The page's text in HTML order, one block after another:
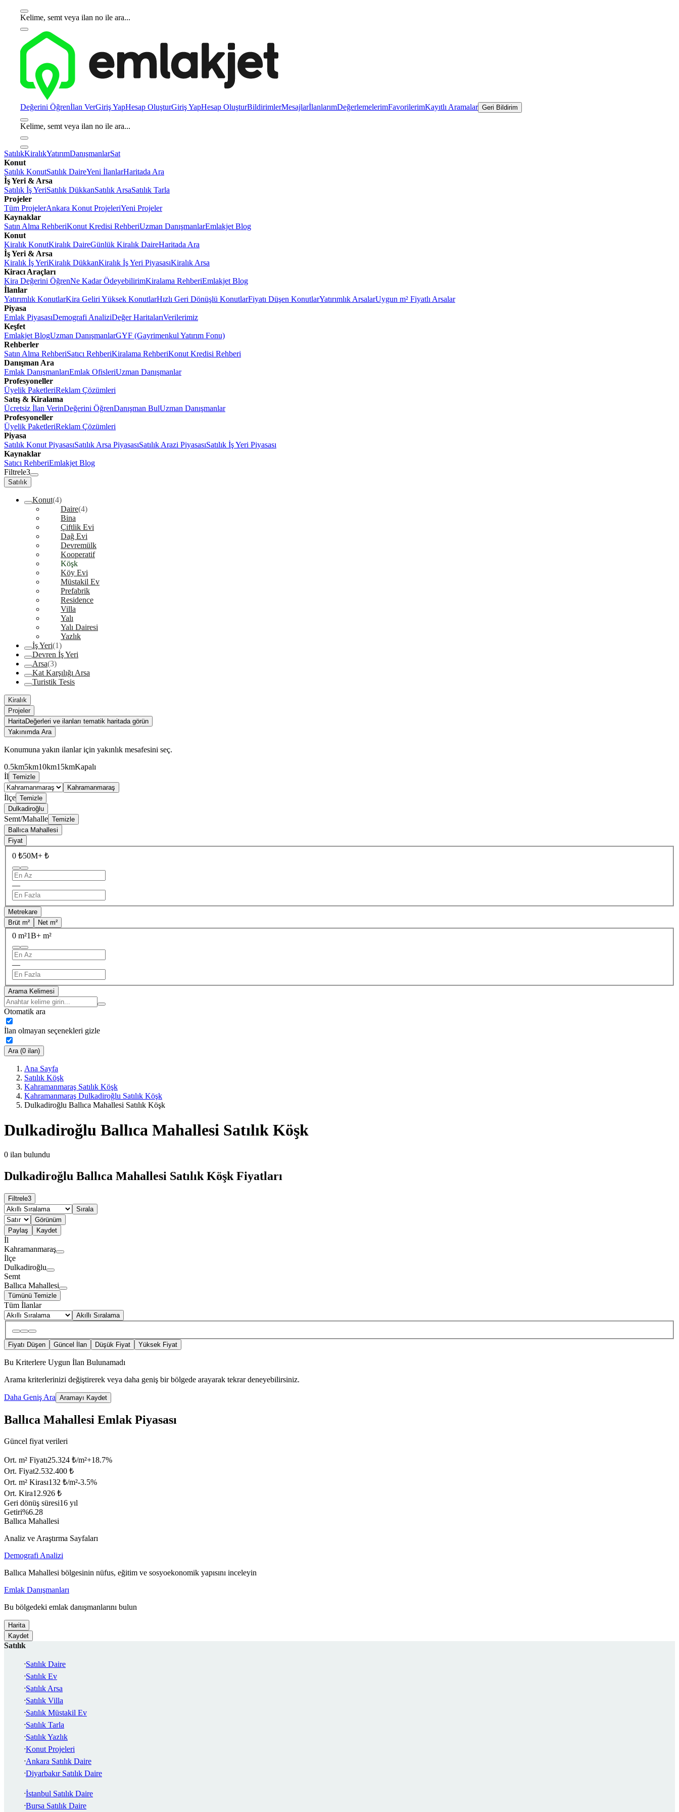
Kelime, semt veya ilan no ile ara...
Değerini Öğrenİlan VerGiriş YapHesap OluşturGiriş YapHesap OluşturBildirimlerMesajlarİlanlarımDeğerlemelerimFavorilerimKayıtlı Aramalar Geri Bildirim
Kelime, semt veya ilan no ile ara...
SatılıkKiralıkYatırımDanışmanlarSat
Konut
Satılık KonutSatılık DaireYeni İlanlarHaritada Ara
İş Yeri & Arsa
Satılık İş YeriSatılık DükkanSatılık ArsaSatılık Tarla
Projeler
Tüm ProjelerAnkara Konut ProjeleriYeni Projeler
Kaynaklar
Satın Alma RehberiKonut Kredisi RehberiUzman DanışmanlarEmlakjet Blog
Konut
Kiralık KonutKiralık DaireGünlük Kiralık DaireHaritada Ara
İş Yeri & Arsa
Kiralık İş YeriKiralık DükkanKiralık İş Yeri PiyasasıKiralık Arsa
Kiracı Araçları
Kira Değerini ÖğrenNe Kadar ÖdeyebilirimKiralama RehberiEmlakjet Blog
İlanlar
Yatırımlık KonutlarKira Geliri Yüksek KonutlarHızlı Geri Dönüşlü KonutlarFiyatı Düşen KonutlarYatırımlık ArsalarUygun m² Fiyatlı Arsalar
Piyasa
Emlak PiyasasıDemografi AnaliziDeğer HaritalarıVerilerimiz
Keşfet
Emlakjet BlogUzman DanışmanlarGYF (Gayrimenkul Yatırım Fonu)
Rehberler
Satın Alma RehberiSatıcı RehberiKiralama RehberiKonut Kredisi Rehberi
Danışman Ara
Emlak DanışmanlarıEmlak OfisleriUzman Danışmanlar
Profesyoneller
Üyelik PaketleriReklam Çözümleri
Satış & Kiralama
Ücretsiz İlan VerinDeğerini ÖğrenDanışman BulUzman Danışmanlar
Profesyoneller
Üyelik PaketleriReklam Çözümleri
Piyasa
Satılık Konut PiyasasıSatılık Arsa PiyasasıSatılık Arazi PiyasasıSatılık İş Yeri Piyasası
Kaynaklar
Satıcı RehberiEmlakjet Blog
Filtrele3
Satılık
Konut(4)
Daire(4)
Bina
Çiftlik Evi
Dağ Evi
Devremülk
Kooperatif
Köşk
Köy Evi
Müstakil Ev
Prefabrik
Residence
Villa
Yalı
Yalı Dairesi
Yazlık
İş Yeri(1)
Devren İş Yeri
Arsa(3)
Kat Karşılığı Arsa
Turistik Tesis
Kiralık
Projeler
HaritaDeğerleri ve ilanları tematik haritada görün
Yakınımda Ara
Konumuna yakın ilanlar için yakınlık mesafesini seç.
0.5km5km10km15kmKapalı
İl Temizle
Kahramanmaraş
İlçe Temizle
Dulkadiroğlu
Semt/Mahalle Temizle
Ballıca Mahallesi
Fiyat
0 ₺50M+ ₺
—
Metrekare
Brüt m²
Net m²
0 m²1B+ m²
—
Arama Kelimesi
Otomatik ara
İlan olmayan seçenekleri gizle
Ara (0 ilan)
Ana Sayfa
Satılık Köşk
Kahramanmaraş Satılık Köşk
Kahramanmaraş Dulkadiroğlu Satılık Köşk
Dulkadiroğlu Ballıca Mahallesi Satılık Köşk
Dulkadiroğlu Ballıca Mahallesi Satılık Köşk
0 ilan bulundu
Dulkadiroğlu Ballıca Mahallesi Satılık Köşk Fiyatları
Filtrele3
Sırala
Görünüm
Paylaş
Kaydet
İl
Kahramanmaraş
İlçe
Dulkadiroğlu
Semt
Ballıca Mahallesi
Tümünü Temizle
Tüm İlanlar
Akıllı Sıralama
Fiyatı Düşen Güncel İlan Düşük Fiyat Yüksek Fiyat
Bu Kriterlere Uygun İlan Bulunamadı
Arama kriterlerinizi değiştirerek veya daha geniş bir bölgede arayarak tekrar deneyebilirsiniz.
Daha Geniş Ara Aramayı Kaydet
Ballıca Mahallesi Emlak Piyasası
Güncel fiyat verileri
Ort. m² Fiyatı25.324 ₺/m²+18.7%
Ort. Fiyat2.532.400 ₺
Ort. m² Kirası132 ₺/m²-3.5%
Ort. Kira12.926 ₺
Geri dönüş süresi16 yıl
Getiri%6.28
Ballıca Mahallesi
Analiz ve Araştırma Sayfaları
Demografi Analizi
Ballıca Mahallesi bölgesinin nüfus, eğitim ve sosyoekonomik yapısını inceleyin
Emlak Danışmanları
Bu bölgedeki emlak danışmanlarını bulun
Harita
Kaydet
Satılık
Satılık Daire
Satılık Ev
Satılık Arsa
Satılık Villa
Satılık Müstakil Ev
Satılık Tarla
Satılık Yazlık
Konut Projeleri
Ankara Satılık Daire
Diyarbakır Satılık Daire
İstanbul Satılık Daire
Bursa Satılık Daire